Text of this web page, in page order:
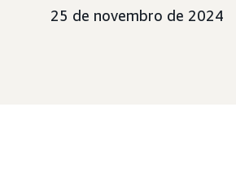
25 de novembro de 2024